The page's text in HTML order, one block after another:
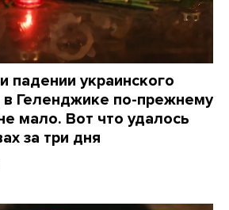
падении украинского
Геленджике по-прежнему
мало. Вот что удалось
за три дня